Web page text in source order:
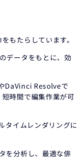
もたらしています。
データをもとに、効
DaVinci Resolveで
時間で編集作業が可
タイムレンダリングに
を分析し、最適な俳